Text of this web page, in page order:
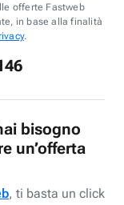
offerte Fastweb
in base alla finalità
.
bisogno
un’offerta
, ti basta un click